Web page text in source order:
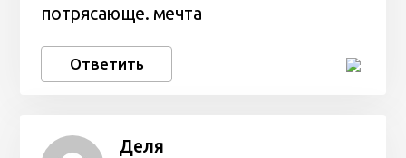
потрясающе. мечта
Ответить
Деля